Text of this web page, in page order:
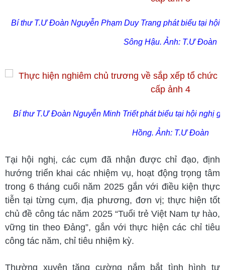
Bí thư T.Ư Đoàn Nguyễn Phạm Duy Trang phát biểu tại hội
Sông Hậu. Ảnh: T.Ư Đoàn
Bí thư T.Ư Đoàn Nguyễn Minh Triết phát biểu tại hội nghị
Hồng. Ảnh: T.Ư Đoàn
Tại hội nghị, các cụm đã nhận được chỉ đạo, định
hướng triển khai các nhiệm vụ, hoạt động trọng tâm
trong 6 tháng cuối năm 2025 gắn với điều kiện thực
tiễn tại từng cụm, địa phương, đơn vị; thực hiện tốt
chủ đề công tác năm 2025 “Tuổi trẻ Việt Nam tự hào,
vững tin theo Đảng”, gắn với thực hiện các chỉ tiêu
công tác năm, chỉ tiêu nhiệm kỳ.
Thường xuyên tăng cường nắm bắt tình hình tư